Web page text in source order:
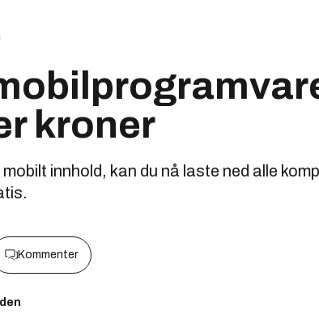
kroner
innhold, kan du nå laste ned alle
Kommenter